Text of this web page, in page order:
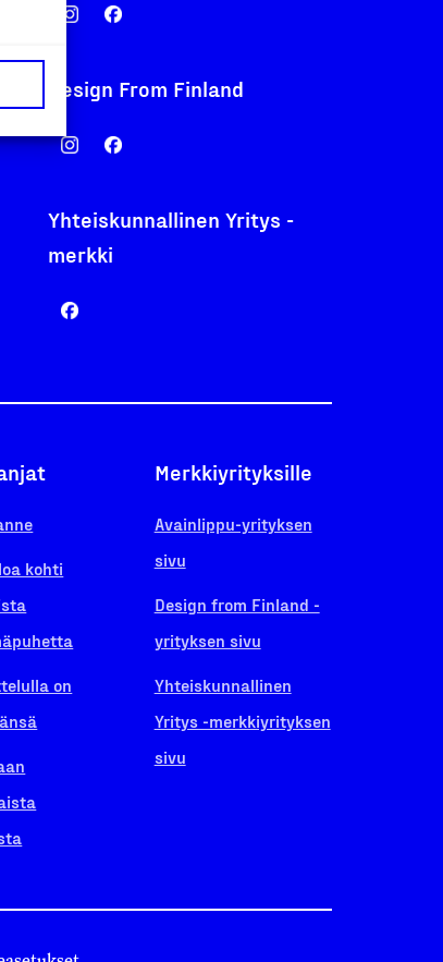
Design From Finland
Yhteiskunnallinen Yritys -
merkki
kohti
on
Merkkiyrityksille
Avainlippu-yrityksen
sivu
Design from Finland -
yrityksen sivu
Yhteiskunnallinen
Yritys -merkkiyrityksen
sivu